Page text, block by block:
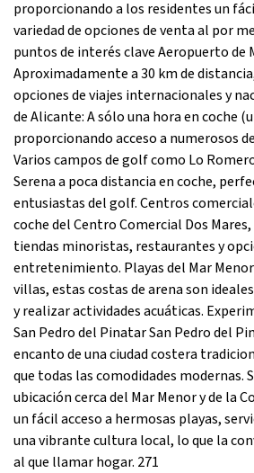
proporcionando a los residentes un
variedad de opciones de venta al por
puntos de interés clave Aeropuerto de
Aproximadamente a 30 km de
opciones de viajes internacionales y
de Alicante: A sólo una hora en coche
proporcionando acceso a numerosos
Varios campos de golf como Lo
Serena a poca distancia en coche,
entusiastas del golf. Centros
coche del Centro Comercial Dos
tiendas minoristas, restaurantes y
entretenimiento. Playas del Mar
villas, estas costas de arena son
y realizar actividades acuáticas.
San Pedro del Pinatar San Pedro del
encanto de una ciudad costera
que todas las comodidades modernas.
ubicación cerca del Mar Menor y de la
un fácil acceso a hermosas playas,
una vibrante cultura local, lo que la
al que llamar hogar. 271